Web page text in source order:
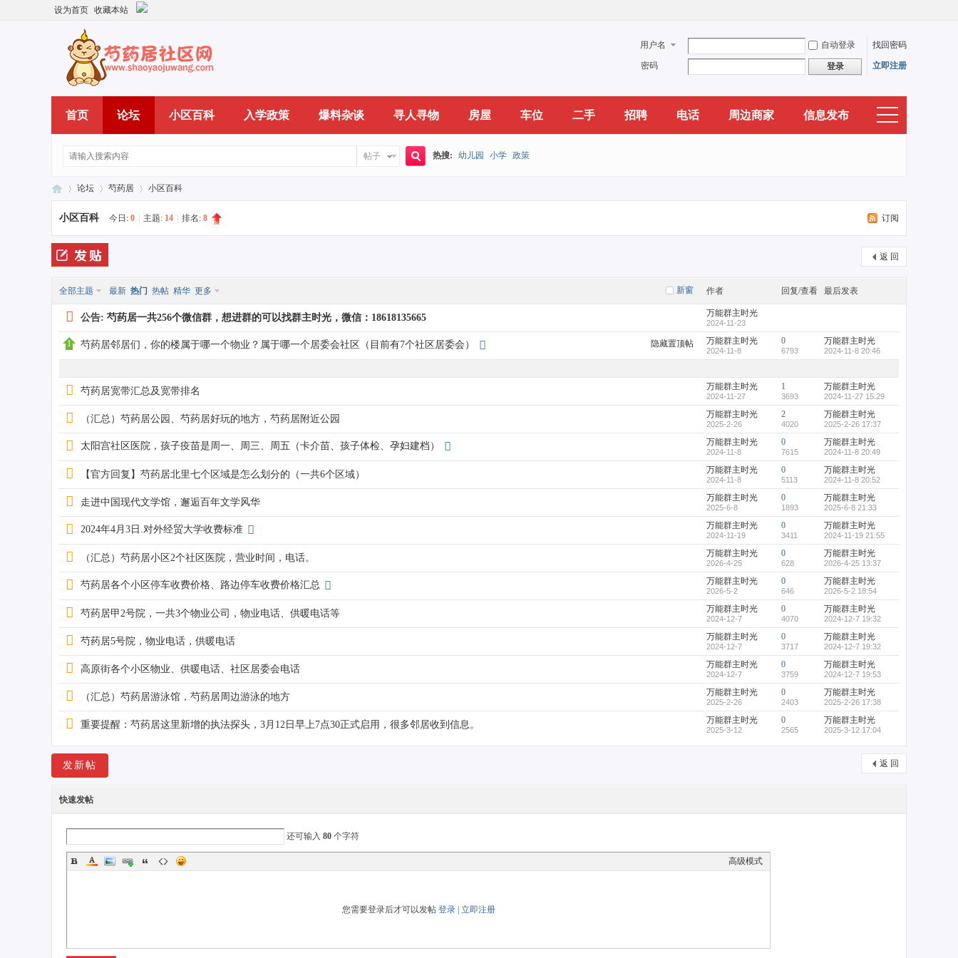
设为首页 收藏本站
用户名 自动登录 找回密码
密码 登录 立即注册
首页 论坛 小区百科 入学政策 爆料杂谈 寻人寻物 房屋 车位 二手 招聘 电话 周边商家 信息发布
帖子
索
热搜: 幼儿园 小学 政策
芍 »
论坛
›
芍药居 小区百科
订阅
小区百科 今日: 0 主题: 14 排名: 8
返 回
新窗
全部主题 最新 热门 热帖 精华 更多 作者 回复/查看 最后发表
公告: 芍药居一共256个微信群，想进群的可以找群主时光，微信：18618135665 万能群主时光
2024-11-23
隐藏置顶帖
芍药居邻居们，你的楼属于哪一个物业？属于哪一个居委会社区（目前有7个社区居委会） 万能群主时光
2024-11-8
0
6793
万能群主时光
2024-11-8 20:46
芍药居宽带汇总及宽带排名 万能群主时光
2024-11-27
1
3693
万能群主时光
2024-11-27 15:29
（汇总）芍药居公园、芍药居好玩的地方，芍药居附近公园 万能群主时光
2025-2-26
2
4020
万能群主时光
2025-2-26 17:37
太阳宫社区医院，孩子疫苗是周一、周三、周五（卡介苗、孩子体检、孕妇建档） 万能群主时光
2024-11-8
0
7615
万能群主时光
2024-11-8 20:49
【官方回复】芍药居北里七个区域是怎么划分的（一共6个区域） 万能群主时光
2024-11-8
0
5113
万能群主时光
2024-11-8 20:52
走进中国现代文学馆，邂逅百年文学风华 万能群主时光
2025-6-8
0
1893
万能群主时光
2025-6-8 21:33
2024年4月3日.对外经贸大学收费标准 万能群主时光
2024-11-19
0
3411
万能群主时光
2024-11-19 21:55
（汇总）芍药居小区2个社区医院，营业时间，电话。 万能群主时光
2026-4-25
0
628
万能群主时光
2026-4-25 13:37
芍药居各个小区停车收费价格、路边停车收费价格汇总 万能群主时光
2026-5-2
0
646
万能群主时光
2026-5-2 18:54
芍药居甲2号院，一共3个物业公司，物业电话、供暖电话等 万能群主时光
2024-12-7
0
4070
万能群主时光
2024-12-7 19:32
芍药居5号院，物业电话，供暖电话 万能群主时光
2024-12-7
0
3717
万能群主时光
2024-12-7 19:32
高原街各个小区物业、供暖电话、社区居委会电话 万能群主时光
2024-12-7
0
3759
万能群主时光
2024-12-7 19:53
（汇总）芍药居游泳馆，芍药居周边游泳的地方 万能群主时光
2025-2-26
0
2403
万能群主时光
2025-2-26 17:38
重要提醒：芍药居这里新增的执法探头，3月12日早上7点30正式启用，很多邻居收到信息。 万能群主时光
2025-3-12
0
2565
万能群主时光
2025-3-12 17:04
返 回
发新帖
快速发帖
还可输入 80 个字符
高级模式
您需要登录后才可以发帖 登录| 立即注册